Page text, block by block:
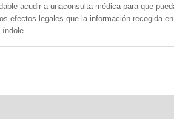
acudir a unaconsulta médica para que
efectos legales que la información recogida
índole.